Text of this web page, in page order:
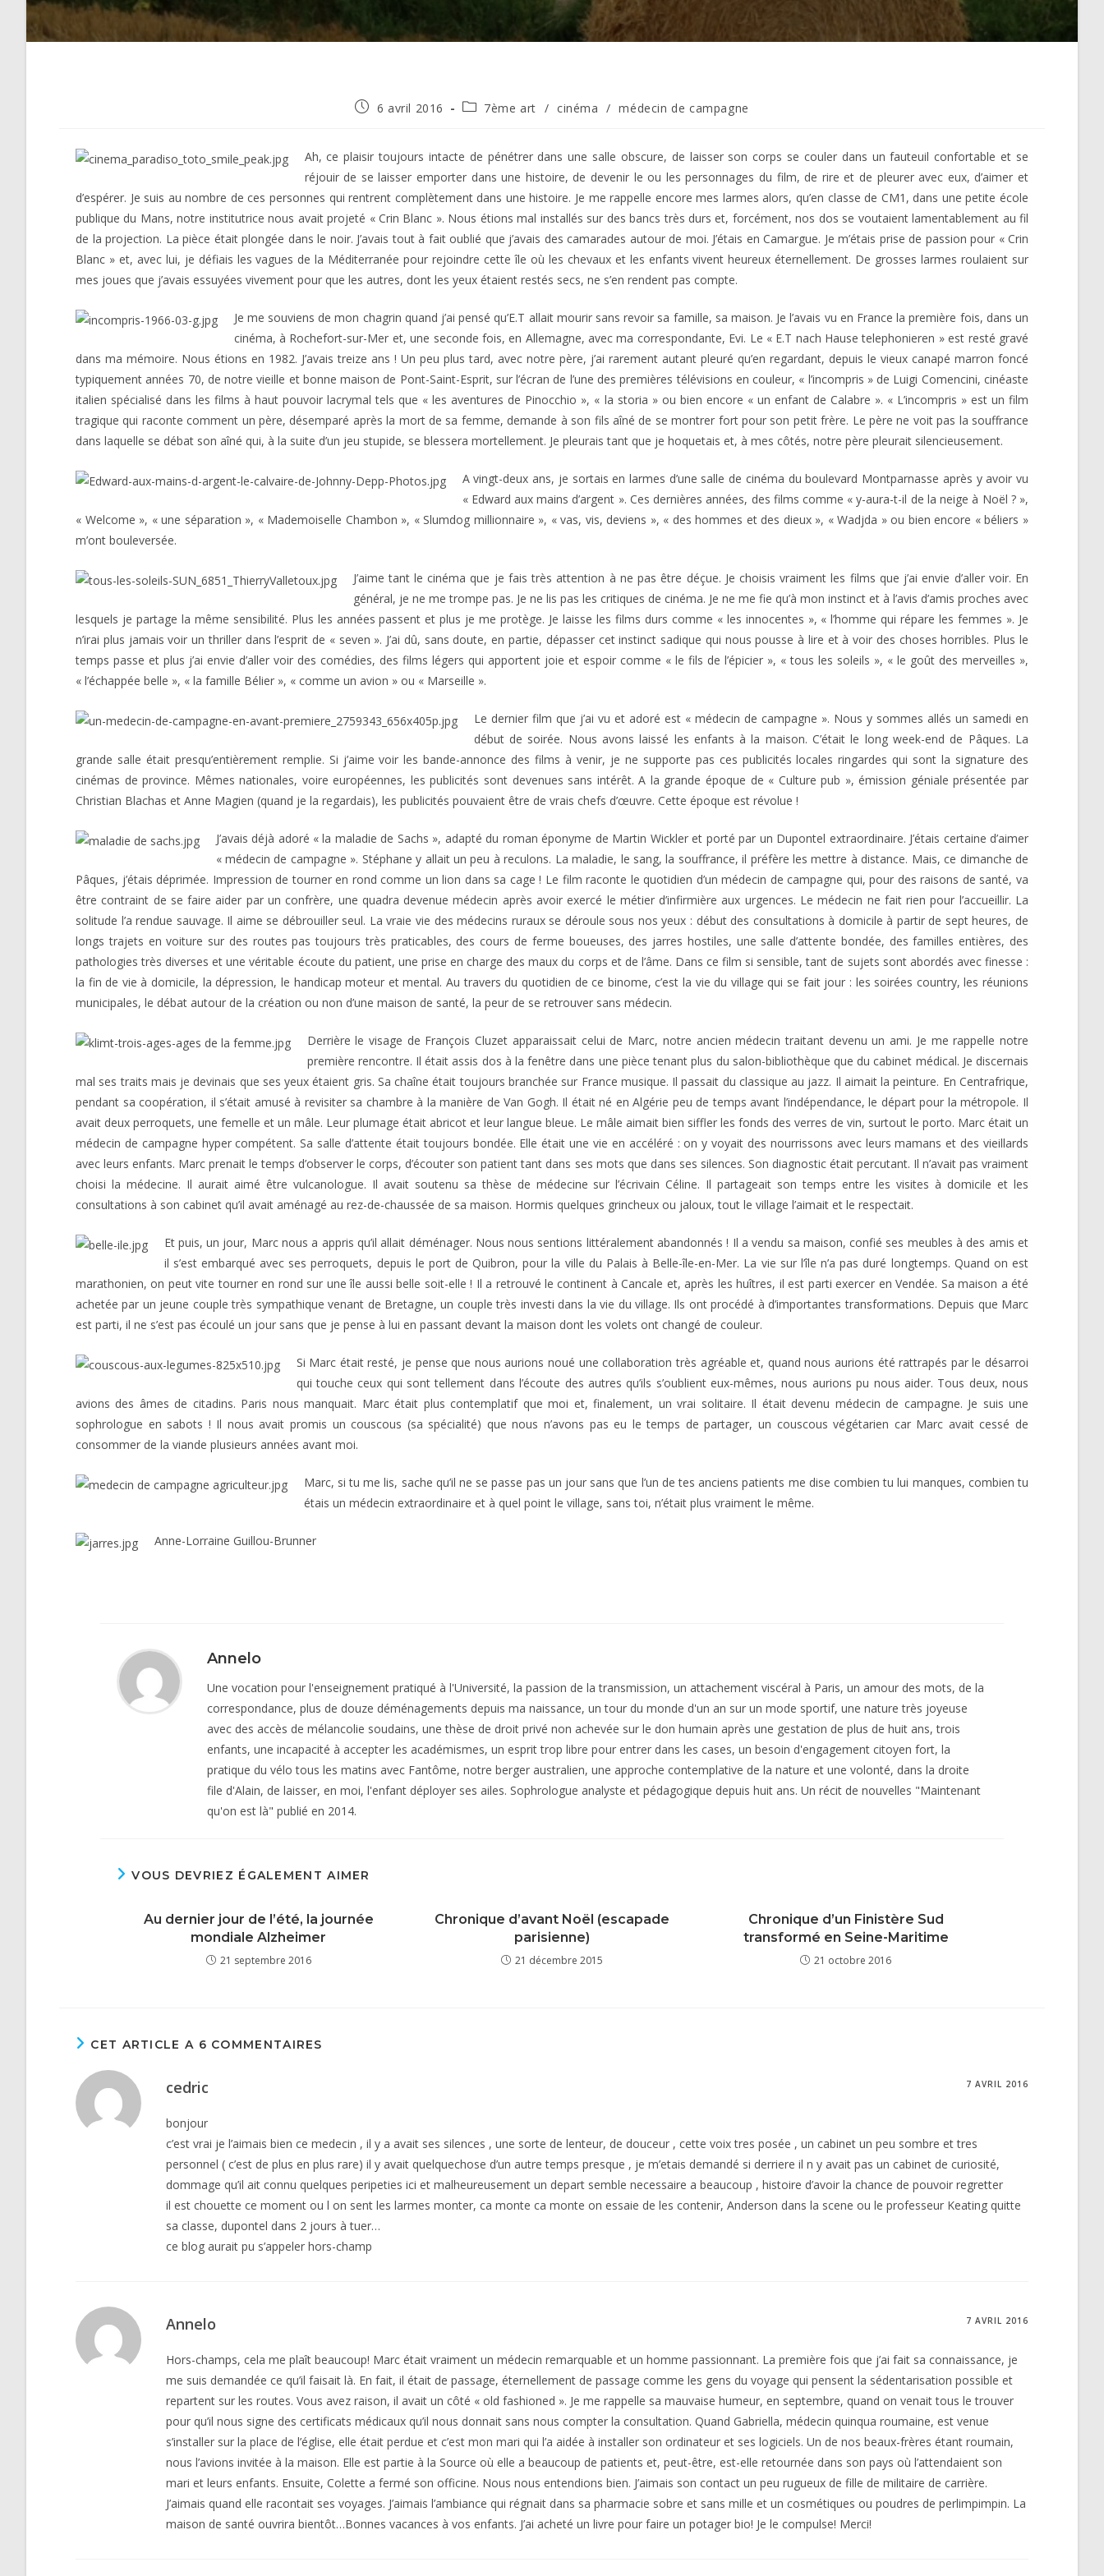
Publication
6 avril 2016
Post7ème art / cinéma / médecin de campagne
Ah, ce plaisir toujours intacte de pénétrer dans une salle obscure, de laisser son corps se couler dans un fauteuil confortable et se
réjouir de se laisser emporter dans une histoire, de devenir le ou les personnages du film, de rire et de pleurer avec eux, d’aimer et
d’espérer. Je suis au nombre de ces personnes qui rentrent complètement dans une histoire. Je me rappelle encore mes larmes alors, qu’en classe de CM1, dans une petite école
publique du Mans, notre institutrice nous avait projeté « Crin Blanc ». Nous étions mal installés sur des bancs très durs et, forcément, nos dos se voutaient lamentablement au fil
de la projection. La pièce était plongée dans le noir. J’avais tout à fait oublié que j’avais des camarades autour de moi. J’étais en Camargue. Je m’étais prise de passion pour « Crin
Blanc » et, avec lui, je défiais les vagues de la Méditerranée pour rejoindre cette île où les chevaux et les enfants vivent heureux éternellement. De grosses larmes roulaient sur
mes joues que j’avais essuyées vivement pour que les autres, dont les yeux étaient restés secs, ne s’en rendent pas compte.
Je me souviens de mon chagrin quand j’ai pensé qu’E.T allait mourir sans revoir sa famille, sa maison. Je l’avais vu en France la première fois, dans un
cinéma, à Rochefort-sur-Mer et, une seconde fois, en Allemagne, avec ma correspondante, Evi. Le « E.T nach Hause telephonieren » est resté gravé
dans ma mémoire. Nous étions en 1982. J’avais treize ans ! Un peu plus tard, avec notre père, j’ai rarement autant pleuré qu’en regardant, depuis le vieux canapé marron foncé
typiquement années 70, de notre vieille et bonne maison de Pont-Saint-Esprit, sur l’écran de l’une des premières télévisions en couleur, « l’incompris » de Luigi Comencini, cinéaste
italien spécialisé dans les films à haut pouvoir lacrymal tels que « les aventures de Pinocchio », « la storia » ou bien encore « un enfant de Calabre ». « L’incompris » est un film
tragique qui raconte comment un père, désemparé après la mort de sa femme, demande à son fils aîné de se montrer fort pour son petit frère. Le père ne voit pas la souffrance
dans laquelle se débat son aîné qui, à la suite d’un jeu stupide, se blessera mortellement. Je pleurais tant que je hoquetais et, à mes côtés, notre père pleurait silencieusement.
A vingt-deux ans, je sortais en larmes d’une salle de cinéma du boulevard Montparnasse après y avoir vu
« Edward aux mains d’argent ». Ces dernières années, des films comme « y-aura-t-il de la neige à Noël ? »,
« Welcome », « une séparation », « Mademoiselle Chambon », « Slumdog millionnaire », « vas, vis, deviens », « des hommes et des dieux », « Wadjda » ou bien encore « béliers »
m’ont bouleversée.
J’aime tant le cinéma que je fais très attention à ne pas être déçue. Je choisis vraiment les films que j’ai envie d’aller voir. En
général, je ne me trompe pas. Je ne lis pas les critiques de cinéma. Je ne me fie qu’à mon instinct et à l’avis d’amis proches avec
lesquels je partage la même sensibilité. Plus les années passent et plus je me protège. Je laisse les films durs comme « les innocentes », « l’homme qui répare les femmes ». Je
n’irai plus jamais voir un thriller dans l’esprit de « seven ». J’ai dû, sans doute, en partie, dépasser cet instinct sadique qui nous pousse à lire et à voir des choses horribles. Plus le
temps passe et plus j’ai envie d’aller voir des comédies, des films légers qui apportent joie et espoir comme « le fils de l’épicier », « tous les soleils », « le goût des merveilles »,
« l’échappée belle », « la famille Bélier », « comme un avion » ou « Marseille ».
Le dernier film que j’ai vu et adoré est « médecin de campagne ». Nous y sommes allés un samedi en
début de soirée. Nous avons laissé les enfants à la maison. C’était le long week-end de Pâques. La
grande salle était presqu’entièrement remplie. Si j’aime voir les bande-annonce des films à venir, je ne supporte pas ces publicités locales ringardes qui sont la signature des
cinémas de province. Mêmes nationales, voire européennes, les publicités sont devenues sans intérêt. A la grande époque de « Culture pub », émission géniale présentée par
Christian Blachas et Anne Magien (quand je la regardais), les publicités pouvaient être de vrais chefs d’œuvre. Cette époque est révolue !
J’avais déjà adoré « la maladie de Sachs », adapté du roman éponyme de Martin Wickler et porté par un Dupontel extraordinaire. J’étais certaine d’aimer
« médecin de campagne ». Stéphane y allait un peu à reculons. La maladie, le sang, la souffrance, il préfère les mettre à distance. Mais, ce dimanche de
Pâques, j’étais déprimée. Impression de tourner en rond comme un lion dans sa cage ! Le film raconte le quotidien d’un médecin de campagne qui, pour des raisons de santé, va
être contraint de se faire aider par un confrère, une quadra devenue médecin après avoir exercé le métier d’infirmière aux urgences. Le médecin ne fait rien pour l’accueillir. La
solitude l’a rendue sauvage. Il aime se débrouiller seul. La vraie vie des médecins ruraux se déroule sous nos yeux : début des consultations à domicile à partir de sept heures, de
longs trajets en voiture sur des routes pas toujours très praticables, des cours de ferme boueuses, des jarres hostiles, une salle d’attente bondée, des familles entières, des
pathologies très diverses et une véritable écoute du patient, une prise en charge des maux du corps et de l’âme. Dans ce film si sensible, tant de sujets sont abordés avec finesse :
la fin de vie à domicile, la dépression, le handicap moteur et mental. Au travers du quotidien de ce binome, c’est la vie du village qui se fait jour : les soirées country, les réunions
municipales, le débat autour de la création ou non d’une maison de santé, la peur de se retrouver sans médecin.
Derrière le visage de François Cluzet apparaissait celui de Marc, notre ancien médecin traitant devenu un ami. Je me rappelle notre
première rencontre. Il était assis dos à la fenêtre dans une pièce tenant plus du salon-bibliothèque que du cabinet médical. Je discernais
mal ses traits mais je devinais que ses yeux étaient gris. Sa chaîne était toujours branchée sur France musique. Il passait du classique au jazz. Il aimait la peinture. En Centrafrique,
pendant sa coopération, il s’était amusé à revisiter sa chambre à la manière de Van Gogh. Il était né en Algérie peu de temps avant l’indépendance, le départ pour la métropole. Il
avait deux perroquets, une femelle et un mâle. Leur plumage était abricot et leur langue bleue. Le mâle aimait bien siffler les fonds des verres de vin, surtout le porto. Marc était un
médecin de campagne hyper compétent. Sa salle d’attente était toujours bondée. Elle était une vie en accéléré : on y voyait des nourrissons avec leurs mamans et des vieillards
avec leurs enfants. Marc prenait le temps d’observer le corps, d’écouter son patient tant dans ses mots que dans ses silences. Son diagnostic était percutant. Il n’avait pas vraiment
choisi la médecine. Il aurait aimé être vulcanologue. Il avait soutenu sa thèse de médecine sur l’écrivain Céline. Il partageait son temps entre les visites à domicile et les
consultations à son cabinet qu’il avait aménagé au rez-de-chaussée de sa maison. Hormis quelques grincheux ou jaloux, tout le village l’aimait et le respectait.
Et puis, un jour, Marc nous a appris qu’il allait déménager. Nous nous sentions littéralement abandonnés ! Il a vendu sa maison, confié ses meubles à des amis et
il s’est embarqué avec ses perroquets, depuis le port de Quibron, pour la ville du Palais à Belle-île-en-Mer. La vie sur l’île n’a pas duré longtemps. Quand on est
marathonien, on peut vite tourner en rond sur une île aussi belle soit-elle ! Il a retrouvé le continent à Cancale et, après les huîtres, il est parti exercer en Vendée. Sa maison a été
achetée par un jeune couple très sympathique venant de Bretagne, un couple très investi dans la vie du village. Ils ont procédé à d’importantes transformations. Depuis que Marc
est parti, il ne s’est pas écoulé un jour sans que je pense à lui en passant devant la maison dont les volets ont changé de couleur.
Si Marc était resté, je pense que nous aurions noué une collaboration très agréable et, quand nous aurions été rattrapés par le désarroi
qui touche ceux qui sont tellement dans l’écoute des autres qu’ils s’oublient eux-mêmes, nous aurions pu nous aider. Tous deux, nous
avions des âmes de citadins. Paris nous manquait. Marc était plus contemplatif que moi et, finalement, un vrai solitaire. Il était devenu médecin de campagne. Je suis une
sophrologue en sabots ! Il nous avait promis un couscous (sa spécialité) que nous n’avons pas eu le temps de partager, un couscous végétarien car Marc avait cessé de
consommer de la viande plusieurs années avant moi.
Marc, si tu me lis, sache qu’il ne se passe pas un jour sans que l’un de tes anciens patients me dise combien tu lui manques, combien tu
étais un médecin extraordinaire et à quel point le village, sans toi, n’était plus vraiment le même.
Anne-Lorraine Guillou-Brunner
Annelo
Une vocation pour l'enseignement pratiqué à l'Université, la passion de la transmission, un attachement viscéral à Paris, un amour des mots, de la
correspondance, plus de douze déménagements depuis ma naissance, un tour du monde d'un an sur un mode sportif, une nature très joyeuse
avec des accès de mélancolie soudains, une thèse de droit privé non achevée sur le don humain après une gestation de plus de huit ans, trois
enfants, une incapacité à accepter les académismes, un esprit trop libre pour entrer dans les cases, un besoin d'engagement citoyen fort, la
pratique du vélo tous les matins avec Fantôme, notre berger australien, une approche contemplative de la nature et une volonté, dans la droite
file d'Alain, de laisser, en moi, l'enfant déployer ses ailes. Sophrologue analyste et pédagogique depuis huit ans. Un récit de nouvelles "Maintenant
qu'on est là" publié en 2014.
VOUS DEVRIEZ ÉGALEMENT AIMER
Au dernier jour de l’été, la journée
mondiale Alzheimer
21 septembre 2016
Chronique d’avant Noël (escapade
parisienne)
21 décembre 2015
Chronique d’un Finistère Sud
transformé en Seine-Maritime
21 octobre 2016
CET ARTICLE A 6 COMMENTAIRES
cedric 7 AVRIL 2016
bonjour
c’est vrai je l’aimais bien ce medecin , il y a avait ses silences , une sorte de lenteur, de douceur , cette voix tres posée , un cabinet un peu sombre et tres
personnel ( c’est de plus en plus rare) il y avait quelquechose d’un autre temps presque , je m’etais demandé si derriere il n y avait pas un cabinet de curiosité,
dommage qu’il ait connu quelques peripeties ici et malheureusement un depart semble necessaire a beaucoup , histoire d’avoir la chance de pouvoir regretter
il est chouette ce moment ou l on sent les larmes monter, ca monte ca monte on essaie de les contenir, Anderson dans la scene ou le professeur Keating quitte
sa classe, dupontel dans 2 jours à tuer…
ce blog aurait pu s’appeler hors-champ
Annelo 7 AVRIL 2016
Hors-champs, cela me plaît beaucoup! Marc était vraiment un médecin remarquable et un homme passionnant. La première fois que j’ai fait sa connaissance, je
me suis demandée ce qu’il faisait là. En fait, il était de passage, éternellement de passage comme les gens du voyage qui pensent la sédentarisation possible et
repartent sur les routes. Vous avez raison, il avait un côté « old fashioned ». Je me rappelle sa mauvaise humeur, en septembre, quand on venait tous le trouver
pour qu’il nous signe des certificats médicaux qu’il nous donnait sans nous compter la consultation. Quand Gabriella, médecin quinqua roumaine, est venue
s’installer sur la place de l’église, elle était perdue et c’est mon mari qui l’a aidée à installer son ordinateur et ses logiciels. Un de nos beaux-frères étant roumain,
nous l’avions invitée à la maison. Elle est partie à la Source où elle a beaucoup de patients et, peut-être, est-elle retournée dans son pays où l’attendaient son
mari et leurs enfants. Ensuite, Colette a fermé son officine. Nous nous entendions bien. J’aimais son contact un peu rugueux de fille de militaire de carrière.
J’aimais quand elle racontait ses voyages. J’aimais l’ambiance qui régnait dans sa pharmacie sobre et sans mille et un cosmétiques ou poudres de perlimpimpin. La
maison de santé ouvrira bientôt…Bonnes vacances à vos enfants. J’ai acheté un livre pour faire un potager bio! Je le compulse! Merci!